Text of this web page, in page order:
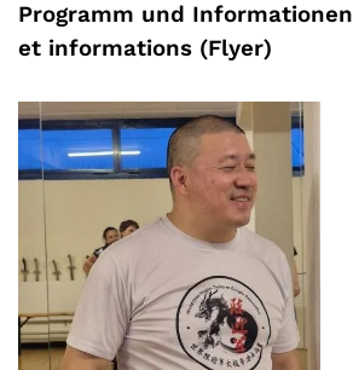
Programm und
et informations (Flyer)